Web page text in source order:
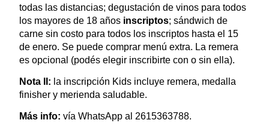
todas las distancias; degustación de vinos para todos
los mayores de 18 años inscriptos; sándwich de
carne sin costo para todos los inscriptos hasta el 15
de enero. Se puede comprar menú extra. La remera
es opcional (podés elegir inscribirte con o sin ella).
Nota II: la inscripción Kids incluye remera, medalla
finisher y merienda saludable.
Más info: vía WhatsApp al 2615363788.